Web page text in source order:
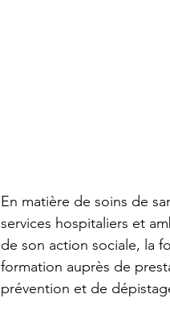
En matière de soins de
services hospitaliers et
de son action sociale, la
formation auprès de
prévention et de